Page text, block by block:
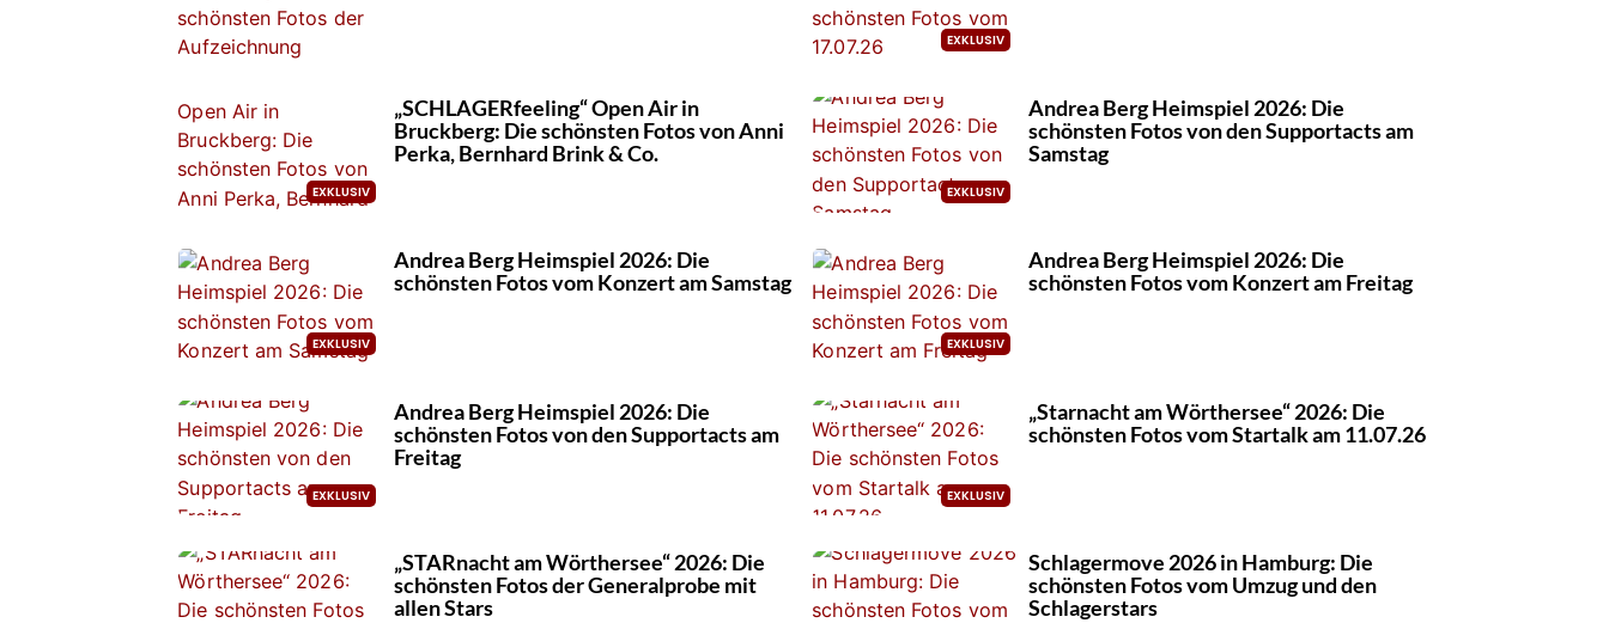
„SCHLAGERfeeling“ Open Air in
Bruckberg: Die schönsten Fotos von Anni
Perka, Bernhard Brink & Co.
Andrea Berg Heimspiel 2026: Die
schönsten Fotos von den Supportacts am
Samstag
Andrea Berg Heimspiel 2026: Die
schönsten Fotos vom Konzert am Samstag
Andrea Berg Heimspiel 2026: Die
schönsten Fotos vom Konzert am Freitag
Andrea Berg Heimspiel 2026: Die
schönsten Fotos von den Supportacts am
Freitag
„Starnacht am Wörthersee“ 2026: Die
schönsten Fotos vom Startalk am 11.07.26
„STARnacht am Wörthersee“ 2026: Die
schönsten Fotos der Generalprobe mit
allen Stars
Schlagermove 2026 in Hamburg: Die
schönsten Fotos vom Umzug und den
Schlagerstars